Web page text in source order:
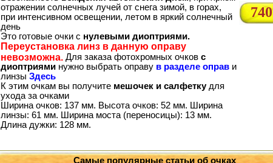
отражении солнечных лучей от снега зимой, в горах,
при интенсивном освещении, летом в яркий солнечный
день
Это готовые очки с нулевыми диоптриями.
Переустановка линз в данную оправу
невозможна. Для заказа фотохромных очков с
диоптриями нужно выбрать оправу в разделе оправ и
линзы Здесь
К этим очкам вы получите мешочек и салфеткудля
ухода за очками
Ширина очков: 137 мм. Высота очков: 52 мм. Ширина
линзы: 61 мм. Ширина моста (переносицы): 13 мм.
Длина дужки: 128 мм.
740
Самые популярные статьи об очках